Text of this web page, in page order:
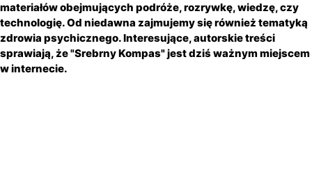
materiałów obejmujących podróże, rozrywkę, wiedzę, czy
technologię. Od niedawna zajmujemy się również tematyką
zdrowia psychicznego. Interesujące, autorskie treści
sprawiają, że "Srebrny Kompas" jest dziś ważnym miejscem
w internecie.